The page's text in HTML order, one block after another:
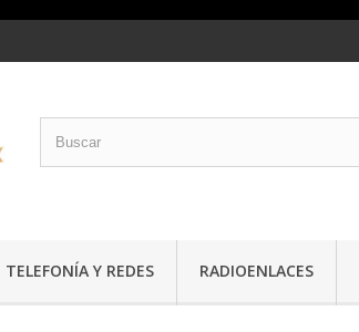
TELEFONÍA Y REDES RADIOENLACES